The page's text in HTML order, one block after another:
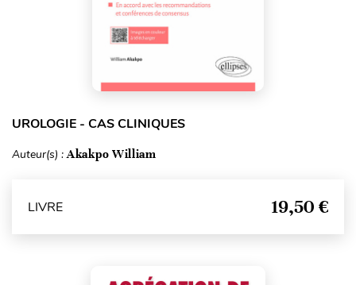
UROLOGIE - CAS CLINIQUES
Auteur(s) :Akakpo William
LIVRE 19,50 €